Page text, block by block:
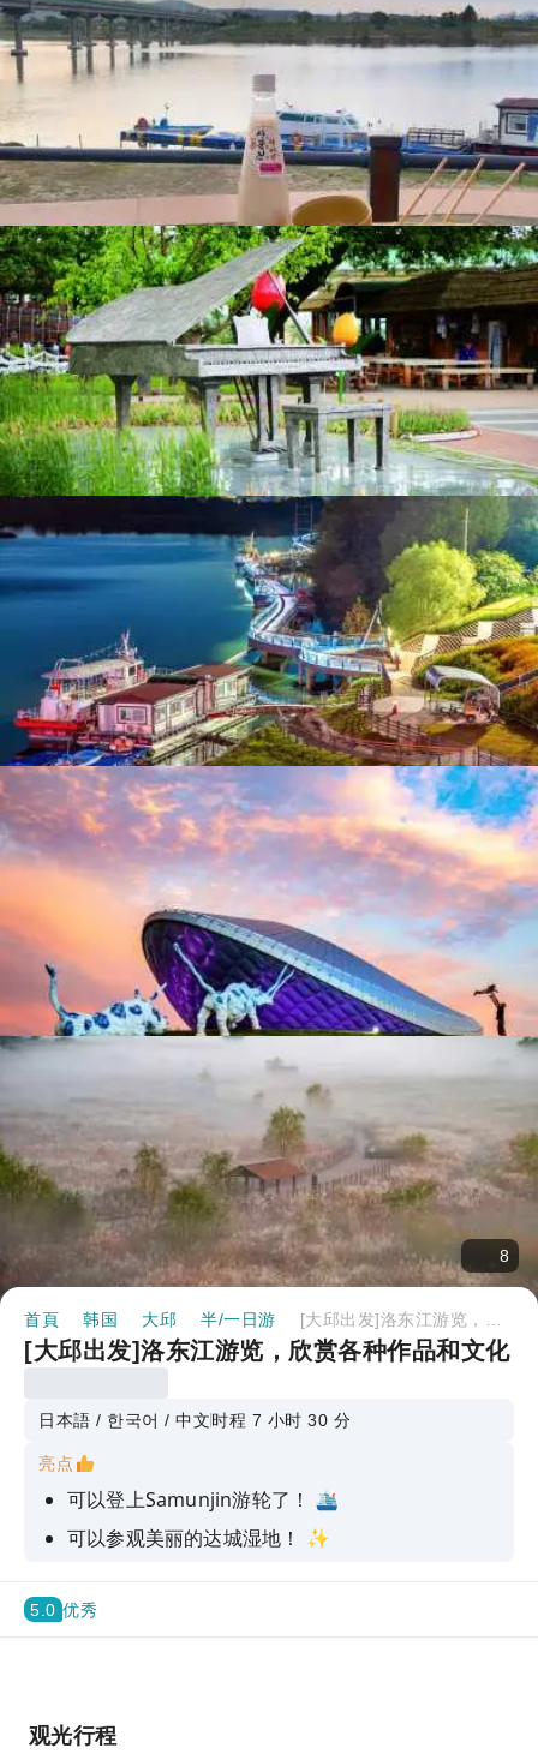
8
首頁 韩国 大邱 半/一日游
[大邱出发]洛东江游览，欣赏各种作品和文化
日本語 / 한국어 / 中文时程 7 小时 30 分
亮点
可以登上Samunjin游轮了！ 🛳️
可以参观美丽的达城湿地！ ✨
可以看到与河流文化相关的建筑！ 🏢
5.0 优秀
观光行程